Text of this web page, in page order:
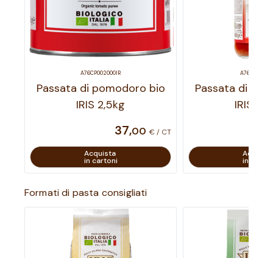
A76CP002000IR
Passata di pomodoro bio
IRIS 2,5kg
37,00 € / CT
Acquista
in cartoni
Passata di
IRIS
in
Formati di pasta consigliati